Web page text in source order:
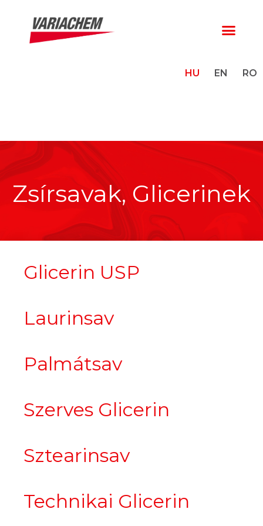
HU EN RO
Zsírsavak, Glicerinek
Glicerin USP
Laurinsav
Palmátsav
Szerves Glicerin
Sztearinsav
Technikai Glicerin